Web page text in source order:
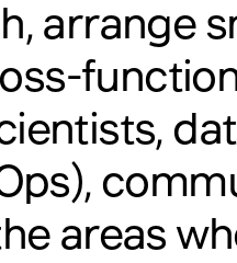
arrange
areas